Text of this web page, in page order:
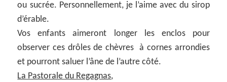
ou sucrée. Personnellement, je l’aime avec du sirop
d’érable.
Vos enfants aimeront longer les enclos pour
observer ces drôles de chèvres à cornes arrondies
et pourront saluer l’âne de l’autre côté.
La Pastorale du Regagnas,